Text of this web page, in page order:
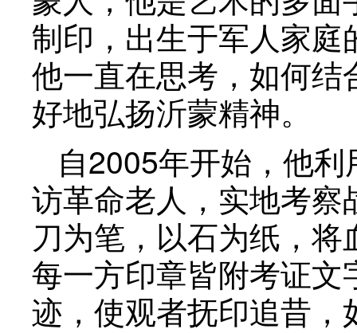
制印，出生于军人家
他一直在思考，如何
好地弘扬沂蒙精神。
自2005年开始，他
访革命老人，实地考
刀为笔，以石为纸，
每一方印章皆附考证
迹，使观者抚印追昔